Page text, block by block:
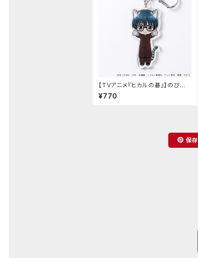
【TVアニメ『ヒカルの碁』】のび猫
アクリルキーホルダー（筒井 公宏）
¥770
保存